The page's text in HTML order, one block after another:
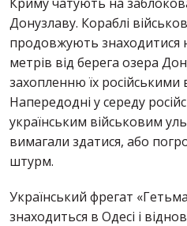
Донузлаву. Кораблі
продовжують знаходитися
метрів від берега озера
захопленню їх
Напередодні у середу
українським військовим
вимагали здатися, або
штурм.
Український фрегат
знаходиться в Одесі і